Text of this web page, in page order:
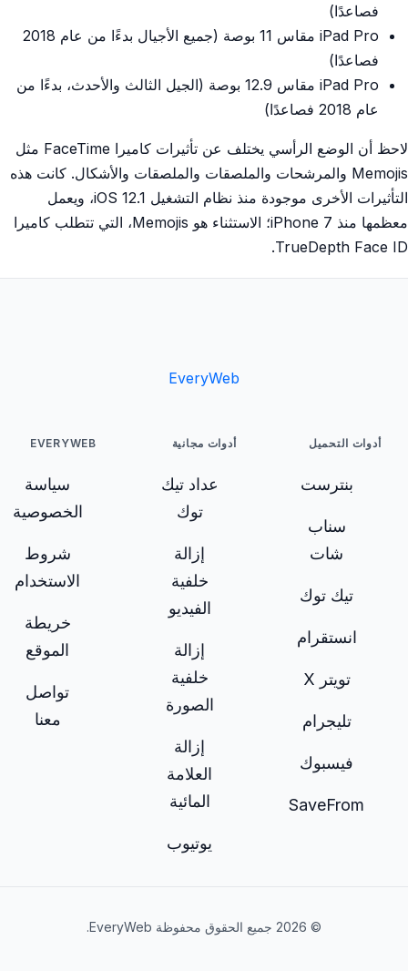
فصاعدًا)
iPad Pro مقاس 11 بوصة (جميع الأجيال بدءًا من عام 2018
فصاعدًا)
iPad Pro مقاس 12.9 بوصة (الجيل الثالث والأحدث، بدءًا من
عام 2018 فصاعدًا)
لاحظ أن الوضع الرأسي يختلف عن تأثيرات كاميرا FaceTime مثل
Memojis والمرشحات والملصقات والملصقات والأشكال. كانت هذه
التأثيرات الأخرى موجودة منذ نظام التشغيل iOS 12.1، ويعمل
معظمها منذ iPhone 7؛ الاستثناء هو Memojis، التي تتطلب كاميرا
TrueDepth Face ID.
EveryWeb
أدوات التحميل
بنترست
سناب
شات
تيك توك
انستقرام
تويتر X
تليجرام
فيسبوك
SaveFrom
أدوات مجانية
عداد تيك
توك
إزالة
خلفية
الفيديو
إزالة
خلفية
الصورة
إزالة
العلامة
المائية
يوتيوب
EVERYWEB
سياسة
الخصوصية
شروط
الاستخدام
خريطة
الموقع
تواصل
معنا
© 2026 جميع الحقوق محفوظة EveryWeb.